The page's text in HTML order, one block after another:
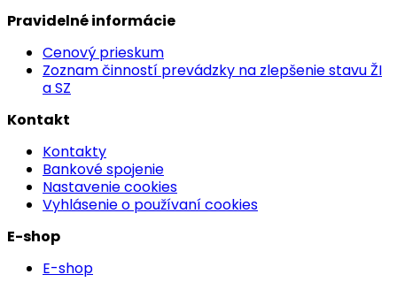
Pravidelné informácie
Cenový prieskum
Zoznam činností prevádzky na zlepšenie stavu ŽI
a SZ
Kontakt
Kontakty
Bankové spojenie
Nastavenie cookies
Vyhlásenie o používaní cookies
E-shop
E-shop